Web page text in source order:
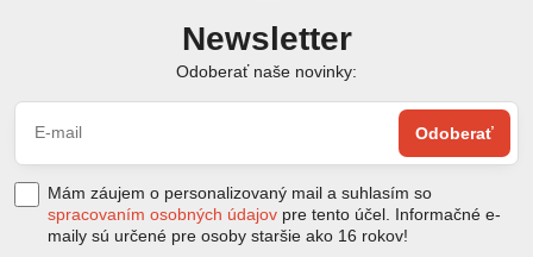
Newsletter
Odoberať naše novinky:
Odoberať
Mám záujem o personalizovaný mail a suhlasím so
spracovaním osobných údajov pre tento účel. Informačné e-
maily sú určené pre osoby staršie ako 16 rokov!